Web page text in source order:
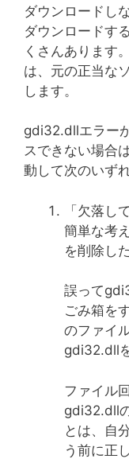
ダウンロードし
ダウンロードす
くさんあります
は、元の正当な
します。
gdi32.dllエラー
スできない場合
動して次のいず
「欠落し
簡単な考
を削除し
誤って
ごみ箱を
のファイ
gdi32.dll
ファイル
gdi32.dll
とは、自
う前に正